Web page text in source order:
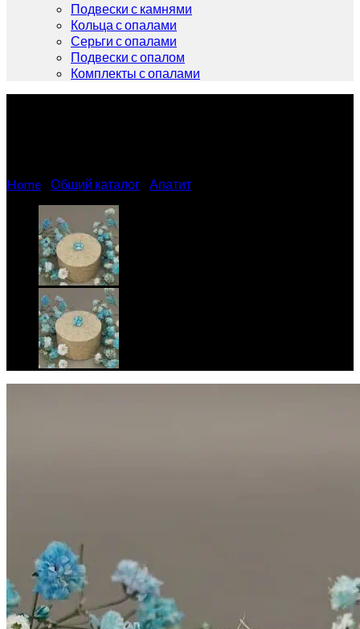
Подвески с камнями
Кольца с опалами
Серьги с опалами
Подвески с опалом
Комплекты с опалами
Home Общий каталог Апатит